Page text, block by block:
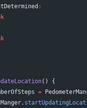
:
() {
=